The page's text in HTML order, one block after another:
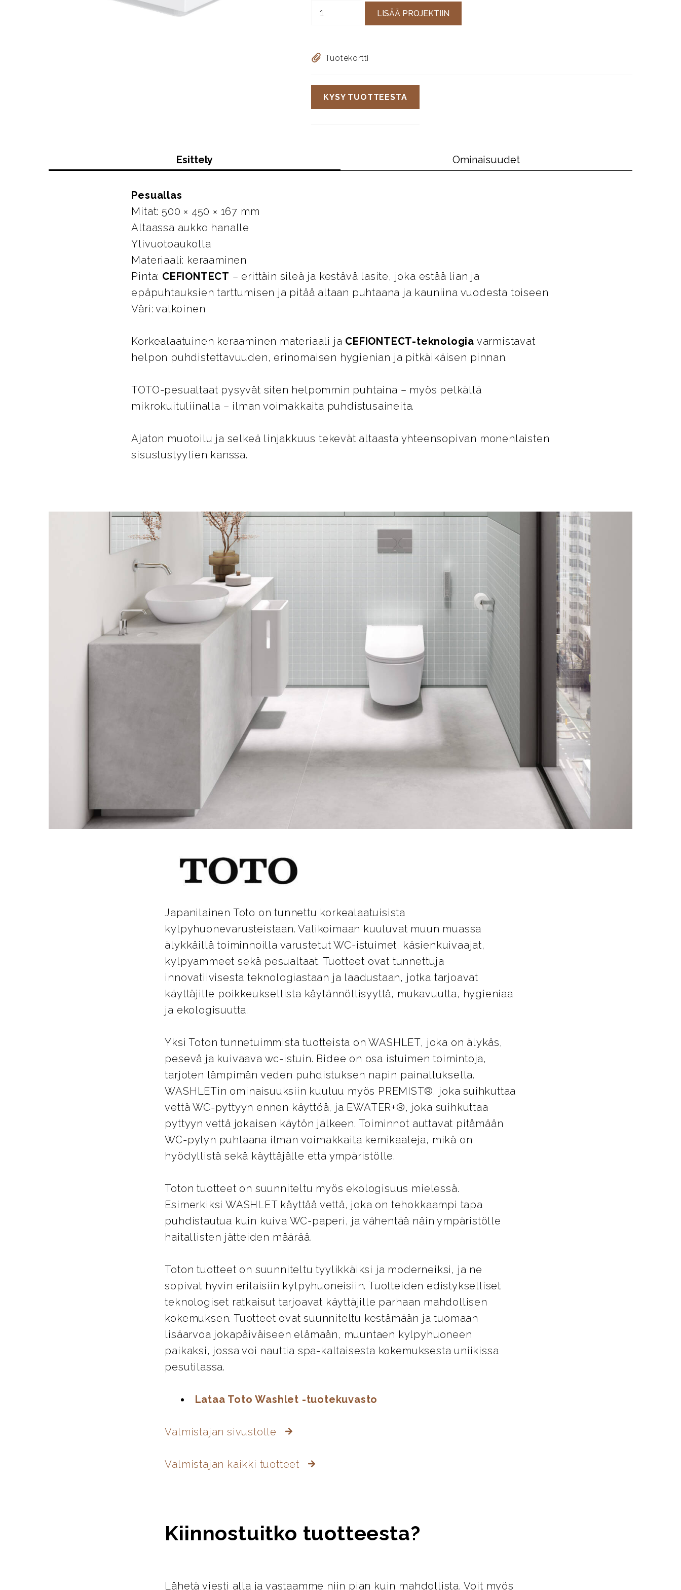
LISÄÄ PROJEKTIIN
Tuotekortti
KYSY TUOTTEESTA
Esittely Ominaisuudet
Pesuallas
Mitat: 500 × 450 × 167 mm
Altaassa aukko hanalle
Ylivuotoaukolla
Materiaali: keraaminen
Pinta: CEFIONTECT – erittäin sileä ja kestävä lasite, joka estää lian ja
epäpuhtauksien tarttumisen ja pitää altaan puhtaana ja kauniina vuodesta toiseen
Väri: valkoinen
Korkealaatuinen keraaminen materiaali ja CEFIONTECT-teknologia varmistavat
helpon puhdistettavuuden, erinomaisen hygienian ja pitkäikäisen pinnan.
TOTO-pesualtaat pysyvät siten helpommin puhtaina – myös pelkällä
mikrokuituliinalla – ilman voimakkaita puhdistusaineita.
Ajaton muotoilu ja selkeä linjakkuus tekevät altaasta yhteensopivan monenlaisten
sisustustyylien kanssa.
Japanilainen Toto on tunnettu korkealaatuisista
kylpyhuonevarusteistaan. Valikoimaan kuuluvat muun muassa
älykkäillä toiminnoilla varustetut WC-istuimet, käsienkuivaajat,
kylpyammeet sekä pesualtaat. Tuotteet ovat tunnettuja
innovatiivisesta teknologiastaan ja laadustaan, jotka tarjoavat
käyttäjille poikkeuksellista käytännöllisyyttä, mukavuutta, hygieniaa
ja ekologisuutta.
Yksi Toton tunnetuimmista tuotteista on WASHLET, joka on älykäs,
pesevä ja kuivaava wc-istuin. Bidee on osa istuimen toimintoja,
tarjoten lämpimän veden puhdistuksen napin painalluksella.
WASHLETin ominaisuuksiin kuuluu myös PREMIST®, joka suihkuttaa
vettä WC-pyttyyn ennen käyttöä, ja EWATER+®, joka suihkuttaa
pyttyyn vettä jokaisen käytön jälkeen. Toiminnot auttavat pitämään
WC-pytyn puhtaana ilman voimakkaita kemikaaleja, mikä on
hyödyllistä sekä käyttäjälle että ympäristölle.
Toton tuotteet on suunniteltu myös ekologisuus mielessä.
Esimerkiksi WASHLET käyttää vettä, joka on tehokkaampi tapa
puhdistautua kuin kuiva WC-paperi, ja vähentää näin ympäristölle
haitallisten jätteiden määrää.
Toton tuotteet on suunniteltu tyylikkäiksi ja moderneiksi, ja ne
sopivat hyvin erilaisiin kylpyhuoneisiin. Tuotteiden edistykselliset
teknologiset ratkaisut tarjoavat käyttäjille parhaan mahdollisen
kokemuksen. Tuotteet ovat suunniteltu kestämään ja tuomaan
lisäarvoa jokapäiväiseen elämään, muuntaen kylpyhuoneen
paikaksi, jossa voi nauttia spa-kaltaisesta kokemuksesta uniikissa
pesutilassa.
Lataa Toto Washlet -tuotekuvasto
Valmistajan sivustolle
Valmistajan kaikki tuotteet
Kiinnostuitko tuotteesta?
Lähetä viesti alla ja vastaamme niin pian kuin mahdollista. Voit myös